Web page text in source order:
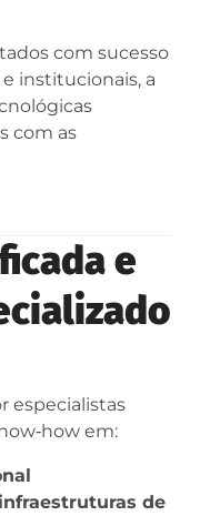
com sucesso
institucionais, a
com as
e
especialistas
em:
de